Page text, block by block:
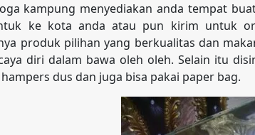
kampung menyediakan anda tempat
ke kota anda atau pun kirim untuk
produk pilihan yang berkualitas dan
diri dalam bawa oleh oleh. Selain itu
dus dan juga bisa pakai paper bag.